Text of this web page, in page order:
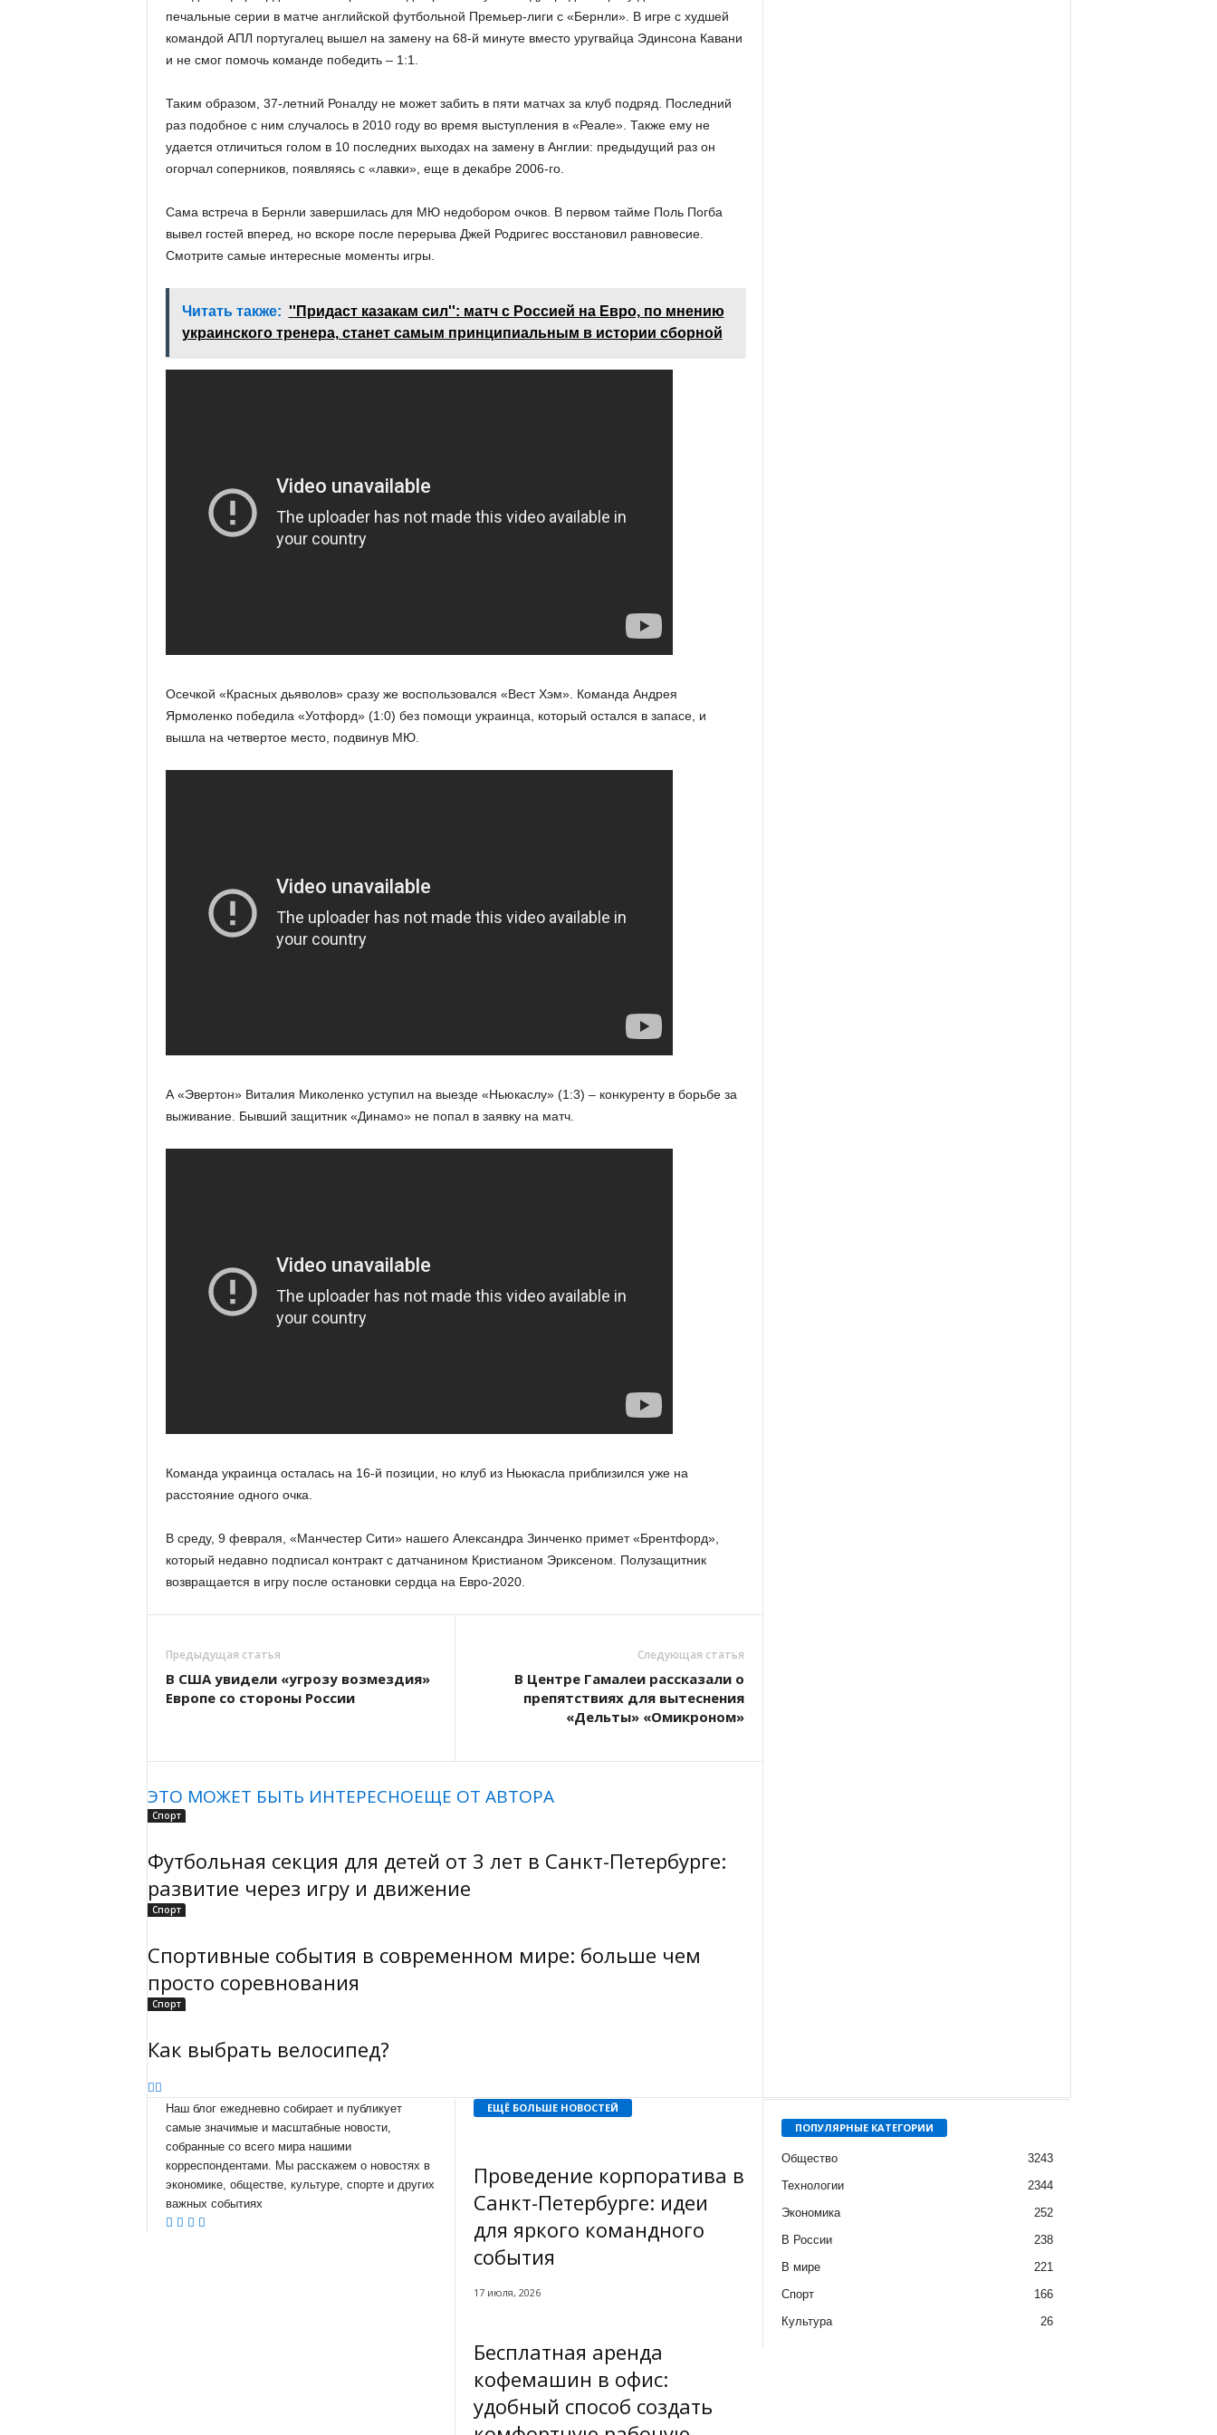
печальные серии в матче английской футбольной Премьер-лиги с «Бернли». В игре с худшей
командой АПЛ португалец вышел на замену на 68-й минуте вместо уругвайца Эдинсона Кавани
и не смог помочь команде победить – 1:1.
Таким образом, 37-летний Роналду не может забить в пяти матчах за клуб подряд. Последний
раз подобное с ним случалось в 2010 году во время выступления в «Реале». Также ему не
удается отличиться голом в 10 последних выходах на замену в Англии: предыдущий раз он
огорчал соперников, появляясь с «лавки», еще в декабре 2006-го.
Сама встреча в Бернли завершилась для МЮ недобором очков. В первом тайме Поль Погба
вывел гостей вперед, но вскоре после перерыва Джей Родригес восстановил равновесие.
Смотрите самые интересные моменты игры.
Читать также: ''Придаст казакам сил'': матч с Россией на Евро, по мнению
украинского тренера, станет самым принципиальным в истории сборной
Осечкой «Красных дьяволов» сразу же воспользовался «Вест Хэм». Команда Андрея
Ярмоленко победила «Уотфорд» (1:0) без помощи украинца, который остался в запасе, и
вышла на четвертое место, подвинув МЮ.
А «Эвертон» Виталия Миколенко уступил на выезде «Ньюкаслу» (1:3) – конкуренту в борьбе за
выживание. Бывший защитник «Динамо» не попал в заявку на матч.
Команда украинца осталась на 16-й позиции, но клуб из Ньюкасла приблизился уже на
расстояние одного очка.
В среду, 9 февраля, «Манчестер Сити» нашего Александра Зинченко примет «Брентфорд»,
который недавно подписал контракт с датчанином Кристианом Эриксеном. Полузащитник
возвращается в игру после остановки сердца на Евро-2020.
Предыдущая статья
В США увидели «угрозу возмездия»
Европе со стороны России
Следующая статья
В Центре Гамалеи рассказали о
препятствиях для вытеснения
«Дельты» «Омикроном»
ЭТО МОЖЕТ БЫТЬ ИНТЕРЕСНОЕЩЕ ОТ АВТОРА
Спорт
Футбольная секция для детей от 3 лет в Санкт-Петербурге:
развитие через игру и движение
Спорт
Спортивные события в современном мире: больше чем
просто соревнования
Спорт
Как выбрать велосипед?
Наш блог ежедневно собирает и публикует
самые значимые и масштабные новости,
собранные со всего мира нашими
корреспондентами. Мы расскажем о новостях в
экономике, обществе, культуре, спорте и других
важных событиях
ЕЩЁ БОЛЬШЕ НОВОСТЕЙ
Проведение корпоратива в
Санкт-Петербурге: идеи
для яркого командного
события
17 июля, 2026
Бесплатная аренда
кофемашин в офис:
удобный способ создать
ПОПУЛЯРНЫЕ КАТЕГОРИИ
Общество
3243
Технологии
2344
Экономика
252
В России
238
В мире
221
Спорт
166
Культура
26